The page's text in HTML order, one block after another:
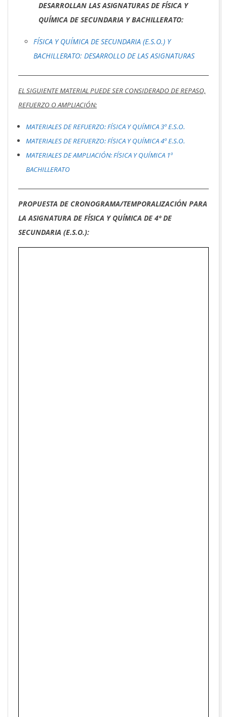
DESARROLLAN LAS ASIGNATURAS DE FÍSICA Y
QUÍMICA DE SECUNDARIA Y BACHILLERATO:
FÍSICA Y QUÍMICA DE SECUNDARIA (E.S.O.) Y
BACHILLERATO: DESARROLLO DE LAS ASIGNATURAS
EL SIGUIENTE MATERIAL PUEDE SER CONSIDERADO DE REPASO,
REFUERZO O AMPLIACIÓN:
MATERIALES DE REFUERZO: FÍSICA Y QUÍMICA 3º E.S.O.
MATERIALES DE REFUERZO: FÍSICA Y QUÍMICA 4º E.S.O.
MATERIALES DE AMPLIACIÓN: FÍSICA Y QUÍMICA 1º
BACHILLERATO
PROPUESTA DE CRONOGRAMA/TEMPORALIZACIÓN PARA
LA ASIGNATURA DE FÍSICA Y QUÍMICA DE 4º DE
SECUNDARIA (E.S.O.):